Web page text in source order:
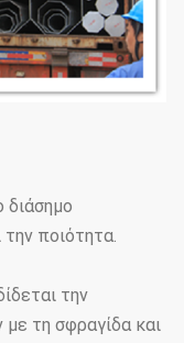
διάσημο
ποιότητα.
την
τη σφραγίδα και